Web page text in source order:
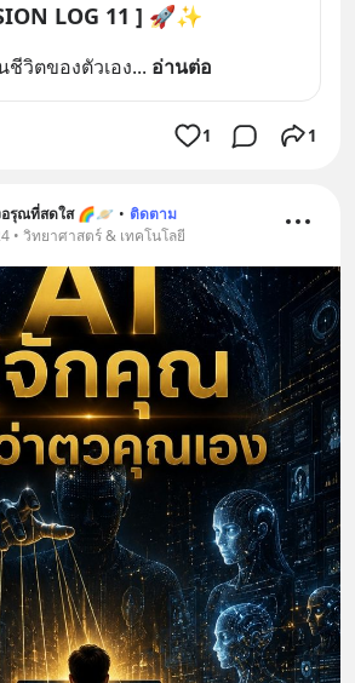
LOG 11 ] 🚀✨
วิตของตัวเอง... อ่านต่อ
1 1
รุณที่สดใส 🌈🪐 • ติดตาม
• วิทยาศาสตร์ & เทคโนโลยี